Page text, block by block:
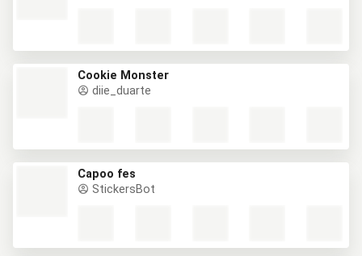
Cookie Monster
diie_duarte
Capoo fes
StickersBot